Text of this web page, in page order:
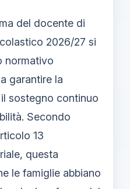
del docente di
2026/27 si
normativo
garantire la
sostegno continuo
Secondo
13
questa
le famiglie abbiano